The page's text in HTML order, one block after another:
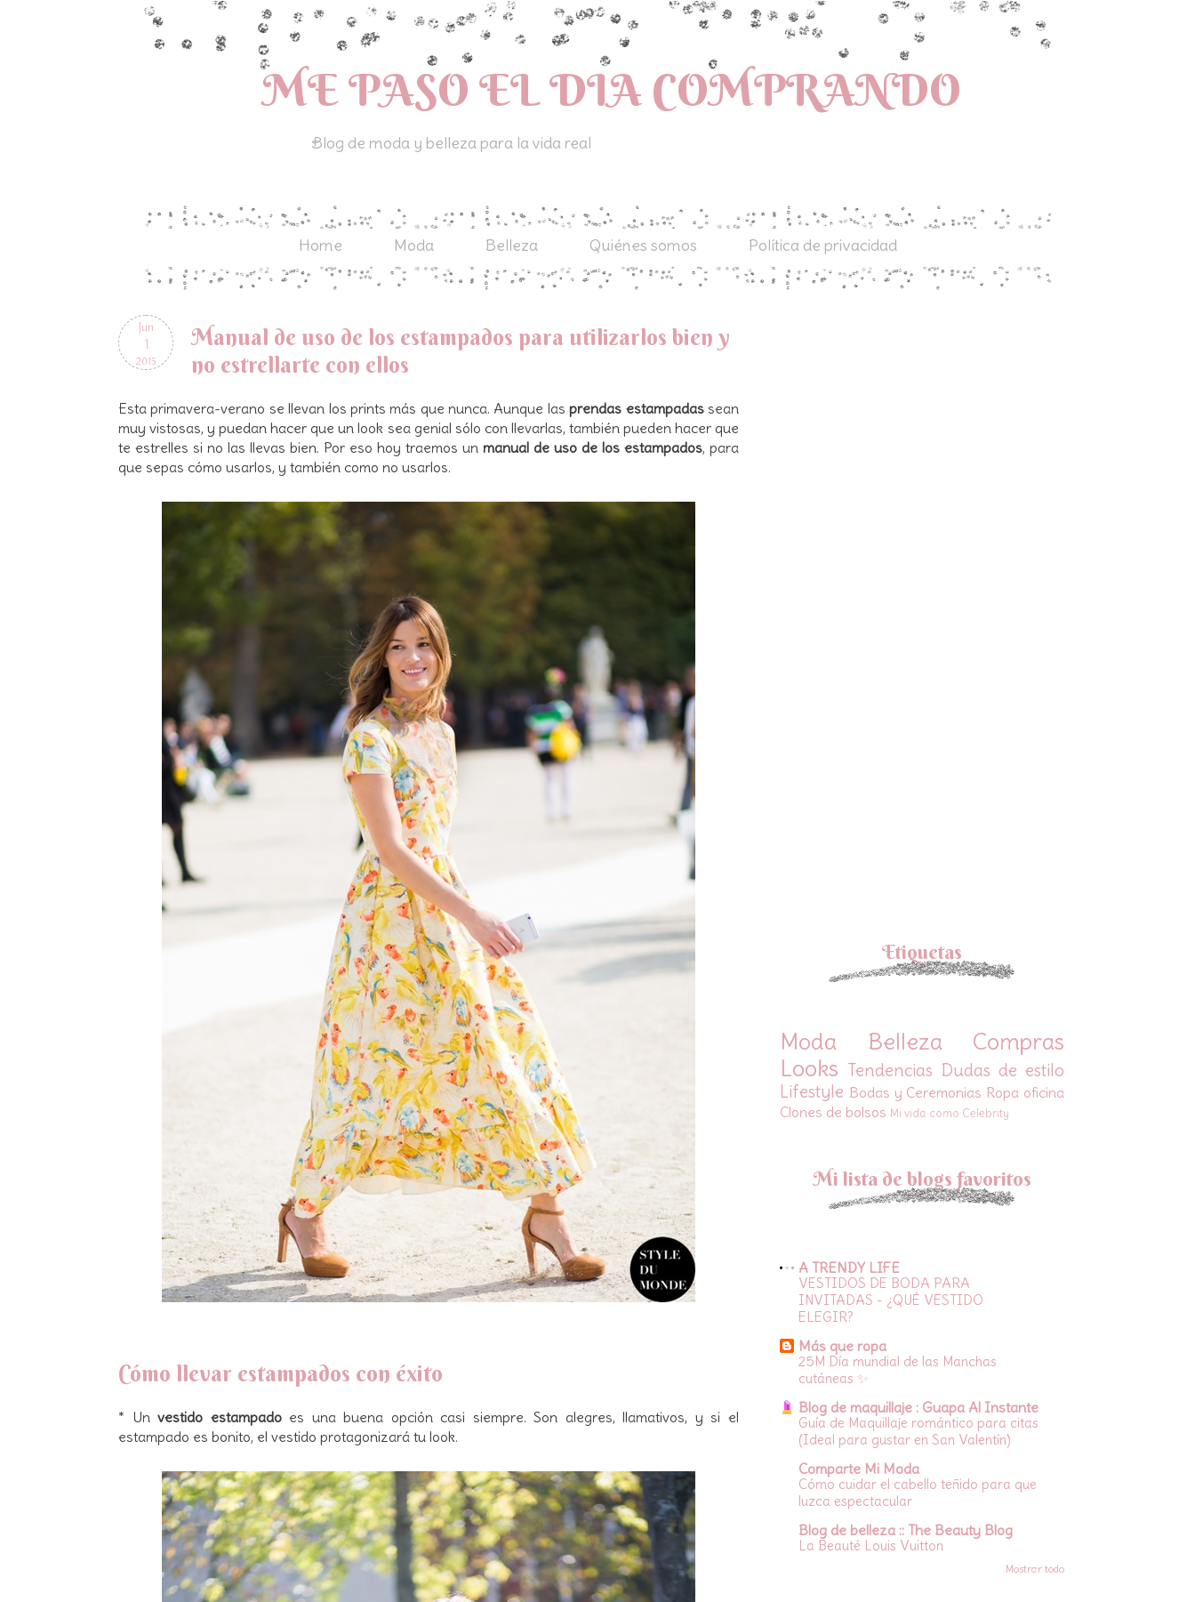
ME PASO EL DIA COMPRANDO
Blog de moda y belleza para la vida real
Home Moda Belleza Quiénes somos Política de privacidad
Jun
1
2015
Manual de uso de los estampados para utilizarlos bien y
no estrellarte con ellos
Esta primavera-verano se llevan los prints más que nunca. Aunque lasprendas estampadassean
muy vistosas, y puedan hacer que un look sea genial sólo con llevarlas, también pueden hacer que
te estrelles si no las llevas bien. Por eso hoy traemos un manual de uso de los estampados, para
que sepas cómo usarlos, y también como no usarlos.
Cómo llevar estampados con éxito
* Unvestido estampadoes una buena opción casi siempre. Son alegres, llamativos, y si el
estampado es bonito, el vestido protagonizará tu look.
Etiquetas
Moda Belleza
Compras
Looks Tendencias Dudas de estilo
Lifestyle Bodas y Ceremonias Ropa oficina
Clones de bolsos Mi vida como Celebrity
Mi lista de blogs favoritos
A TRENDY LIFE
VESTIDOS DE BODA PARA
INVITADAS - ¿QUÉ VESTIDO
ELEGIR?
Más que ropa
25M Día mundial de las Manchas
cutáneas ✨
Blog de maquillaje : Guapa Al Instante
Guía de Maquillaje romántico para citas
(Ideal para gustar en San Valentín)
Comparte Mi Moda
Cómo cuidar el cabello teñido para que
luzca espectacular
Blog de belleza :: The Beauty Blog
La Beauté Louis Vuitton
Mostrar todo